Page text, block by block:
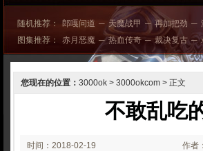
随机推荐： 郎嘎问道 ─ 天魔战甲 ─ 再加把劲 ─
图集推荐：
赤月恶魔 ─ 热血传奇 ─ 裁决复古 ─
您现在的位置： 3000ok > 3000okcom > 正文
不敢乱吃
时间：2018-02-19 作者